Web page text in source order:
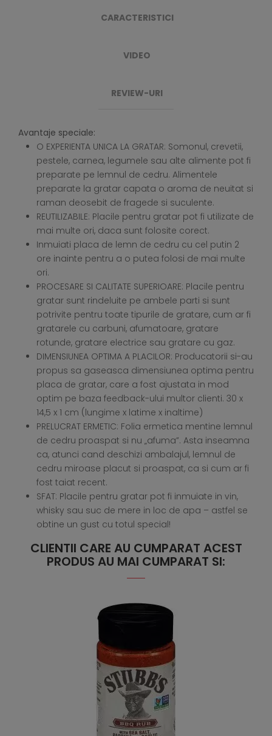
CARACTERISTICI
VIDEO
REVIEW-URI
Avantaje speciale:
O EXPERIENTA UNICA LA GRATAR: Somonul, crevetii,
pestele, carnea, legumele sau alte alimente pot fi
preparate pe lemnul de cedru. Alimentele
preparate la gratar capata o aroma de neuitat si
raman deosebit de fragede si suculente.
REUTILIZABILE: Placile pentru gratar pot fi utilizate de
mai multe ori, daca sunt folosite corect.
Inmuiati placa de lemn de cedru cu cel putin 2
ore inainte pentru a o putea folosi de mai multe
ori.
PROCESARE SI CALITATE SUPERIOARE: Placile pentru
gratar sunt rindeluite pe ambele parti si sunt
potrivite pentru toate tipurile de gratare, cum ar fi
gratarele cu carbuni, afumatoare, gratare
rotunde, gratare electrice sau gratare cu gaz.
DIMENSIUNEA OPTIMA A PLACILOR: Producatorii si-au
propus sa gaseasca dimensiunea optima pentru
placa de gratar, care a fost ajustata in mod
optim pe baza feedback-ului multor clienti. 30 x
14,5 x 1 cm (lungime x latime x inaltime)
PRELUCRAT ERMETIC: Folia ermetica mentine lemnul
de cedru proaspat si nu „afuma”. Asta inseamna
ca, atunci cand deschizi ambalajul, lemnul de
cedru miroase placut si proaspat, ca si cum ar fi
fost taiat recent.
SFAT: Placile pentru gratar pot fi inmuiate in vin,
whisky sau suc de mere in loc de apa – astfel se
obtine un gust cu totul special!
CLIENTII CARE AU CUMPARAT ACEST
PRODUS AU MAI CUMPARAT SI: